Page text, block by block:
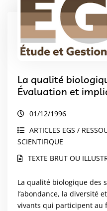
La qualité
Évaluation et
01/12/1996
ARTICLES EGS /
SCIENTIFIQUE
TEXTE BRUT OU
La qualité biologique des
l’abondance, la diversité
vivants qui participent au